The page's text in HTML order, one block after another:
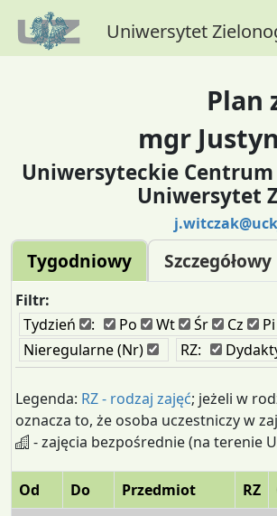
Uniwersytet
Plan
mgr
Uniwersyteckie Centrum
Uniwersytet
Tygodniowy Szczegółowy
Filtr:
Tydzień
: Po Wt Śr Cz Pi
Nieregularne (Nr)
RZ:
Legenda: RZ - rodzaj zajęć; jeżeli w
oznacza to, że osoba uczestniczy w
- zajęcia bezpośrednie (na terenie
Od Do Przedmiot RZ